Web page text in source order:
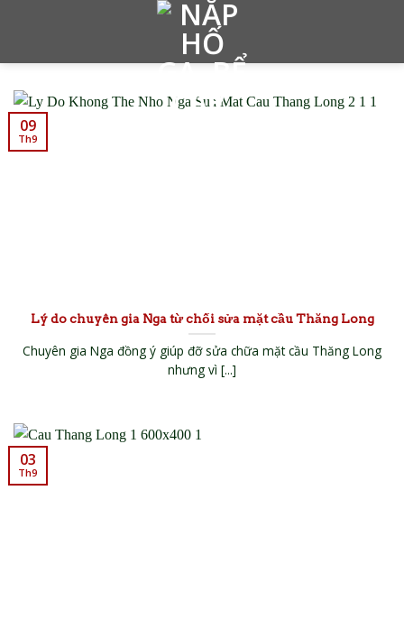
Lý do chuyên gia Nga từ chối sửa mặt cầu Thăng Long
Chuyên gia Nga đồng ý giúp đỡ sửa chữa mặt cầu Thăng Long
nhưng vì [...]
09
Th9
03
Th9